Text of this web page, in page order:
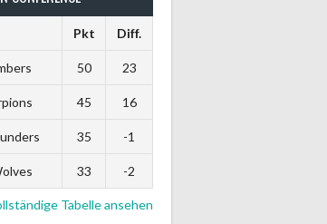
Pkt Diff.
50 23
45 16
35 -1
33 -2
Tabelle ansehen